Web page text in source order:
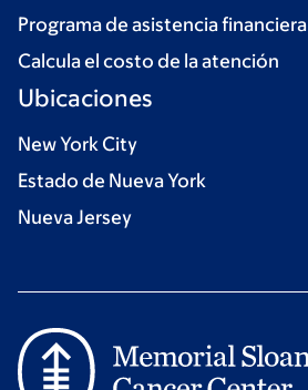
Programa de asistencia financiera
Calcula el costo de la atención
Ubicaciones
New York City
Estado de Nueva York
Nueva Jersey